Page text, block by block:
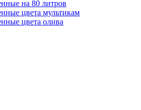
на 80 литров
цвета мультикам
цвета олива